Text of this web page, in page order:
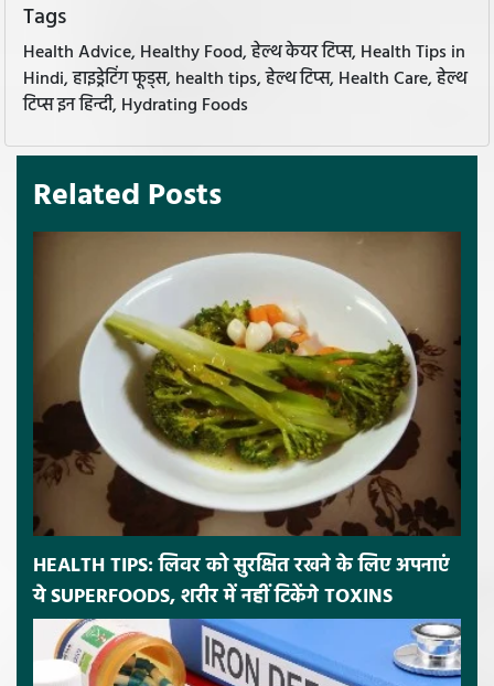
Tags
Health Advice, Healthy Food, हेल्थ केयर टिप्स, Health Tips in
Hindi, हाइड्रेटिंग फूड्स, health tips, हेल्थ टिप्स, Health Care, हेल्थ
टिप्स इन हिन्दी, Hydrating Foods
Related Posts
HEALTH TIPS: लिवर को सुरक्षित रखने के लिए अपनाएं
ये SUPERFOODS, शरीर में नहीं टिकेंगे TOXINS